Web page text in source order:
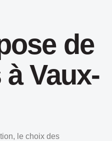
de
Vaux-
le choix des